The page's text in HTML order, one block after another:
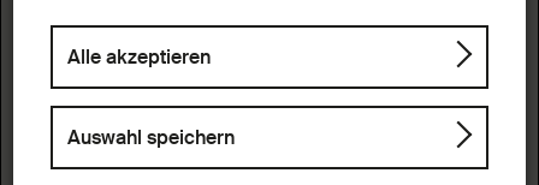
Alle akzeptieren
Auswahl speichern